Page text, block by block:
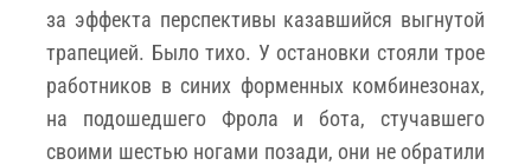
за эффекта перспективы казавшийся выгнутой
трапецией. Было тихо. У остановки стояли трое
работников в синих форменных комбинезонах,
на подошедшего Фрола и бота, стучавшего
своими шестью ногами позади, они не обратили